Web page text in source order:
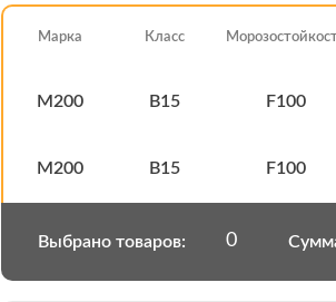
Марка Класс
М200 В15 F100
М200 В15 F100
Выбрано товаров: 0